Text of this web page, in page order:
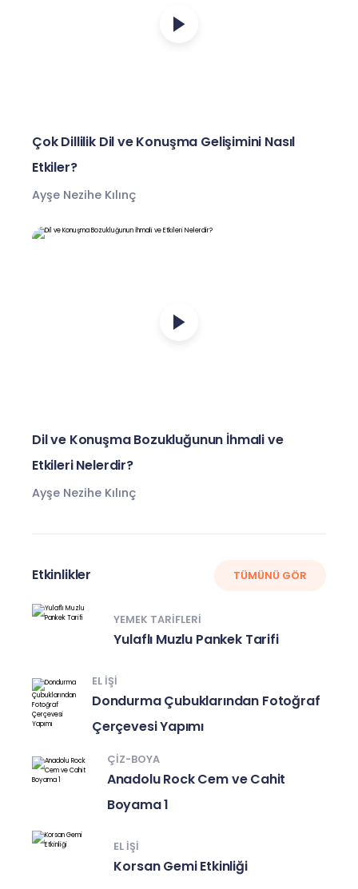
Çok Dillilik Dil ve Konuşma Gelişimini Nasıl
Etkiler?
Ayşe Nezihe Kılınç
Dil ve Konuşma Bozukluğunun İhmali ve
Etkileri Nelerdir?
Ayşe Nezihe Kılınç
Etkinlikler TÜMÜNÜ GÖR
YEMEK TARIFLERI
Yulaflı Muzlu Pankek Tarifi
EL IŞI
Dondurma Çubuklarından Fotoğraf
Çerçevesi Yapımı
ÇIZ-BOYA
Anadolu Rock Cem ve Cahit
Boyama 1
EL IŞI
Korsan Gemi Etkinliği